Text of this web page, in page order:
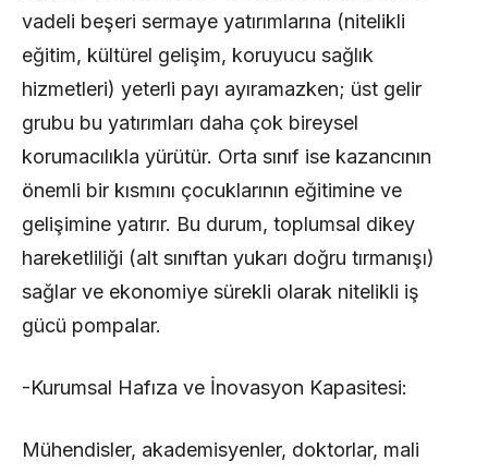
vadeli beşeri sermaye yatırımlarına (nitelikli
eğitim, kültürel gelişim, koruyucu sağlık
hizmetleri) yeterli payı ayıramazken; üst gelir
grubu bu yatırımları daha çok bireysel
korumacılıkla yürütür. Orta sınıf ise kazancının
önemli bir kısmını çocuklarının eğitimine ve
gelişimine yatırır. Bu durum, toplumsal dikey
hareketliliği (alt sınıftan yukarı doğru tırmanışı)
sağlar ve ekonomiye sürekli olarak nitelikli iş
gücü pompalar.
-Kurumsal Hafıza ve İnovasyon Kapasitesi:
Mühendisler, akademisyenler, doktorlar, mali